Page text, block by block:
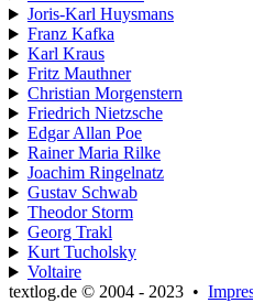
Joris-Karl Huysmans
Franz Kafka
Karl Kraus
Fritz Mauthner
Christian Morgenstern
Friedrich Nietzsche
Edgar Allan Poe
Rainer Maria Rilke
Joachim Ringelnatz
Gustav Schwab
Theodor Storm
Georg Trakl
Kurt Tucholsky
Voltaire
textlog.de © 2004 - 2023 •